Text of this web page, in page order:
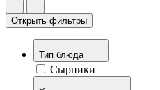
Открыть фильтры
Тип блюда
Сырники